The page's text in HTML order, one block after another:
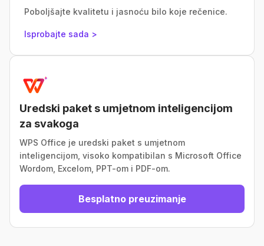
Poboljšajte kvalitetu i jasnoću bilo koje rečenice.
Isprobajte sada >
Uredski paket s umjetnom inteligencijom
za svakoga
WPS Office je uredski paket s umjetnom
inteligencijom, visoko kompatibilan s Microsoft Office
Wordom, Excelom, PPT-om i PDF-om.
Besplatno preuzimanje